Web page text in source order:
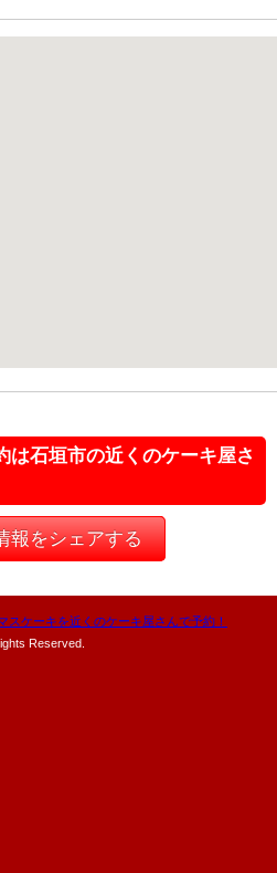
は石垣市の近くのケーキ屋さ
報をシェアする
スケーキを近くのケーキ屋さんで予約！
Reserved.